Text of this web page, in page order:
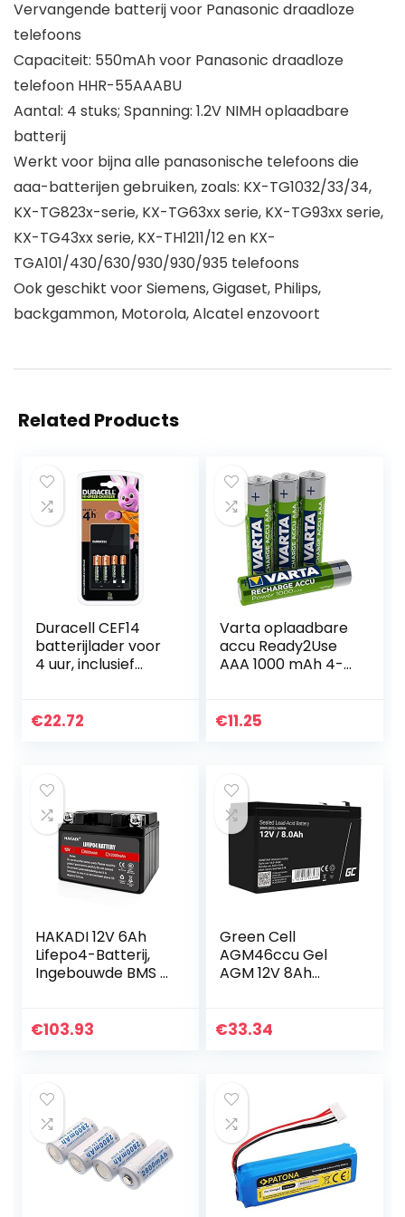
Vervangende batterij voor Panasonic draadloze
telefoons
Capaciteit: 550mAh voor Panasonic draadloze
telefoon HHR-55AAABU
Aantal: 4 stuks; Spanning: 1.2V NIMH oplaadbare
batterij
Werkt voor bijna alle panasonische telefoons die
aaa-batterijen gebruiken, zoals: KX-TG1032/33/34,
KX-TG823x-serie, KX-TG63xx serie, KX-TG93xx serie,
KX-TG43xx serie, KX-TH1211/12 en KX-
TGA101/430/630/930/930/935 telefoons
Ook geschikt voor Siemens, Gigaset, Philips,
backgammon, Motorola, Alcatel enzovoort
Related Products
Duracell CEF14
batterijlader voor
4 uur, inclusief
€22.72
Varta oplaadbare
accu Ready2Use
AAA 1000 mAh 4-
€11.25
HAKADI 12V 6Ah
Lifepo4-Batterij,
Ingebouwde BMS –
Lithium-
€103.93
Green Cell
AGM46ccu Gel
AGM 12V 8Ah
loodgel accu
€33.34